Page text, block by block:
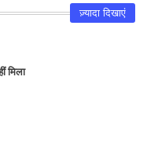
ज़्यादा दिखाएं
मिला